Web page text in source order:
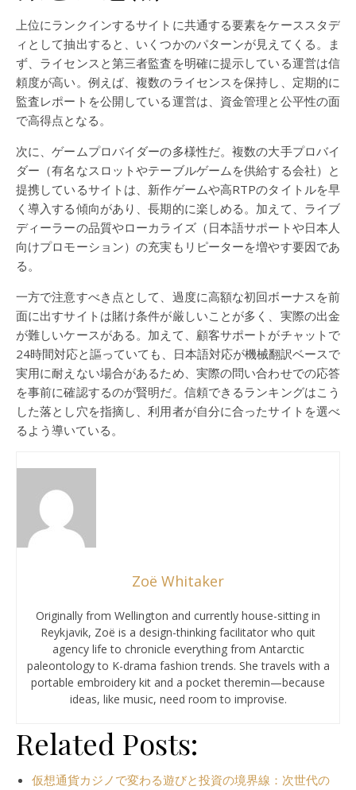
上位にランクインするサイトに共通する要素をケーススタデ
ィとして抽出すると、いくつかのパターンが見えてくる。ま
ず、ライセンスと第三者監査を明確に提示している運営は信
頼度が高い。例えば、複数のライセンスを保持し、定期的に
監査レポートを公開している運営は、資金管理と公平性の面
で高得点となる。
次に、ゲームプロバイダーの多様性だ。複数の大手プロバイ
ダー（有名なスロットやテーブルゲームを供給する会社）と
提携しているサイトは、新作ゲームや高RTPのタイトルを早
く導入する傾向があり、長期的に楽しめる。加えて、ライブ
ディーラーの品質やローカライズ（日本語サポートや日本人
向けプロモーション）の充実もリピーターを増やす要因であ
る。
一方で注意すべき点として、過度に高額な初回ボーナスを前
面に出すサイトは賭け条件が厳しいことが多く、実際の出金
が難しいケースがある。加えて、顧客サポートがチャットで
24時間対応と謳っていても、日本語対応が機械翻訳ベースで
実用に耐えない場合があるため、実際の問い合わせでの応答
を事前に確認するのが賢明だ。信頼できるランキングはこう
した落とし穴を指摘し、利用者が自分に合ったサイトを選べ
るよう導いている。
Zoë Whitaker
Originally from Wellington and currently house-sitting in
Reykjavik, Zoë is a design-thinking facilitator who quit
agency life to chronicle everything from Antarctic
paleontology to K-drama fashion trends. She travels with a
portable embroidery kit and a pocket theremin—because
ideas, like music, need room to improvise.
Related Posts:
仮想通貨カジノで変わる遊びと投資の境界線：次世代の